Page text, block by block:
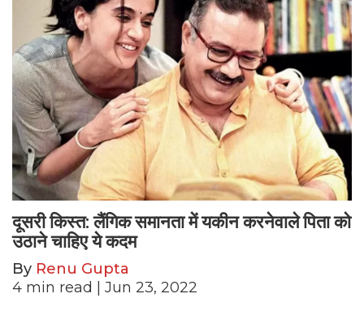
दूसरी किस्त: लैंगिक समानता में यकीन करनेवाले पिता को
उठाने चाहिए ये कदम
By Renu Gupta
4 min read | Jun 23, 2022